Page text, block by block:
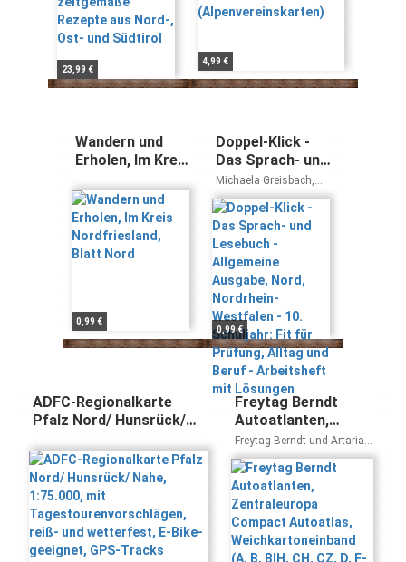
23,99 €
4,99 €
Wandern und
Erholen, Im Kreis
Blatt Nord
0,99 €
Doppel-Klick -
Das Sprach- und
Lesebuch -
Allgemeine
Ausgabe, Nord,
Nordrhein-
Westfalen - 10.
Schuljahr: Fit für
Prüfung, Alltag
und Beruf -
Arbeitsheft mit
Lösungen
Michaela Greisbach,
Renate Krull, Axel
Frieling, Heliane Becker,
Werner Roose, Claudia
Korthauer, Hans
Joachim Heinz
0,99 €
ADFC-Regionalkarte
Pfalz Nord/ Hunsrück/
Tagestourenvorschlägen,
reiß- und wetterfest, E-
Bike-geeignet, GPS-
Tracks Download (ADFC-
Regionalkarte 1:75000)
Freytag Berndt
Autoatlanten,
Zentraleuropa
Compact Autoatlas,
Weichkartoneinband
(A, B, BIH, CH, CZ, D,
F-Ost, H, HR, I-Nord,
L, NL, PL, SK, SLO) -
Maßstab 1:700 000
Freytag-Berndt und Artaria
KG